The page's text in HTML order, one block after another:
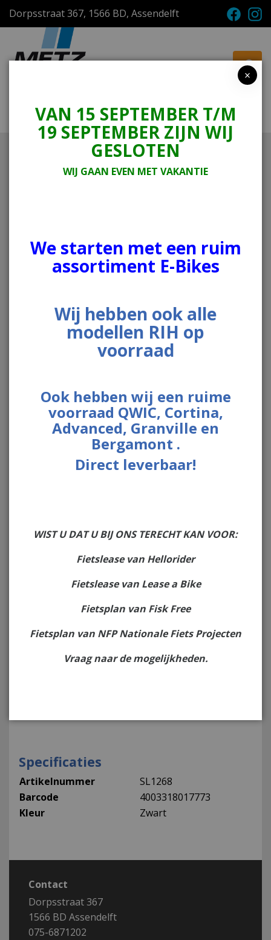
Dorpsstraat 367, 1566 BD, Assendelft
Menu Winkelwagen
Onderdelen en Accessoires
Abus insteek kett 4960 6KS 130cm
€ 39,95
Op voorraad
Interesse?
Omschrijving
Specificaties
Artikelnummer
SL1268
Barcode
4003318017773
Kleur
Zwart
Contact
Dorpsstraat 367
1566 BD Assendelft
075-6871202
×
VAN 15 SEPTEMBER T/M
19 SEPTEMBER ZIJN WIJ
GESLOTEN
WIJ GAAN EVEN MET VAKANTIE
We starten met een ruim
assortiment E-Bikes
Wij hebben ook alle
modellen RIH op
voorraad
Ook hebben wij een ruime
voorraad QWIC, Cortina,
Advanced, Granville en
Bergamont .
Direct leverbaar!
WIST U DAT U BIJ ONS TERECHT KAN VOOR:
Fietslease van Hellorider
Fietslease van Lease a Bike
Fietsplan van Fisk Free
Fietsplan van NFP Nationale Fiets Projecten
Vraag naar de mogelijkheden.